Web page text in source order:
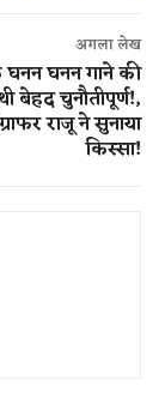
अगला लेख
घनन गाने की
बेहद चुनौतीपूर्ण!,
राजू ने सुनाया
किस्सा!